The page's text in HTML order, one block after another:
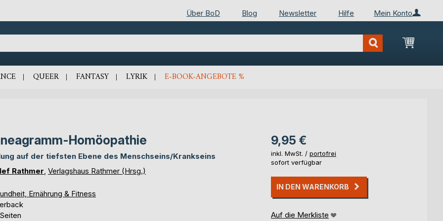
Mein Konto
Über BoD Blog Newsletter Hilfe
Mein
QUEER FANTASY LYRIK E-BOOK-ANGEBOTE %
Homöopathie
auf der tiefsten Ebene des Menschseins/Krankseins
Rathmer Verlagshaus Rathmer (Hrsg.)
Ernährung & Fitness
9,95 €
inkl. MwSt. / portofrei
sofort verfügbar
IN DEN WARENKORB
Auf die Merkliste